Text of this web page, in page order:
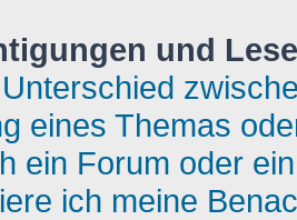
und
eines Themas
ein Forum oder
ich meine